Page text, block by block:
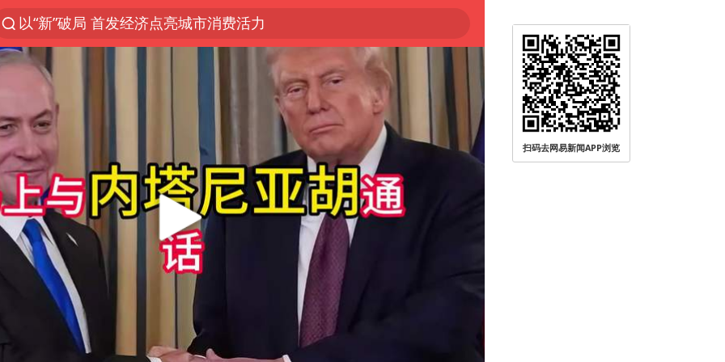
以“新”破局 首发经济点亮城市消费活力
中方回应是否在太平洋海底开采稀土
宇树科技发行价格150.80元/股
泰国一女公务员妆容引争议 本人回应
外交部发言人就广岛核爆81周年等答记者问
贵州轮胎子公司获美国退税8136万
吉林一“温度计大楼”读数爆表
台风白海豚影响中国已成定局
扎哈罗娃批广岛市长不提美国原子弹
27岁女子成组织卖淫集团主犯被通缉
我国编制完成新版全月地质图
扫码去网易新闻APP浏览